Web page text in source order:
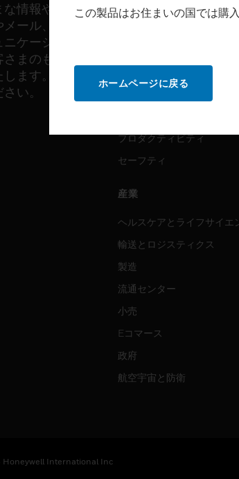
な情報やご案内
ール、その他
ケーションを
まのもとへ直
ます。以下か
い。
ソフトウェア
セーフティ
プロダクティビティ
セーフティ
産業
ヘルスケアとライフサイエ
輸送とロジスティクス
製造
流通センター
小売
Eコマース
政府
航空宇宙と防衛
International Inc
この製品はお住まいの国では購
ホームページに戻る